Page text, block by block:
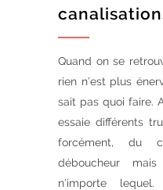
Quand on se
rien n’est plus
sait pas quoi faire.
essaie différents
forcément, du
déboucheur
n’importe